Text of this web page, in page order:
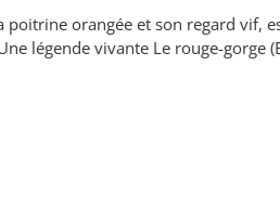
poitrine orangée et son regard vif,
légende vivante Le rouge-gorge